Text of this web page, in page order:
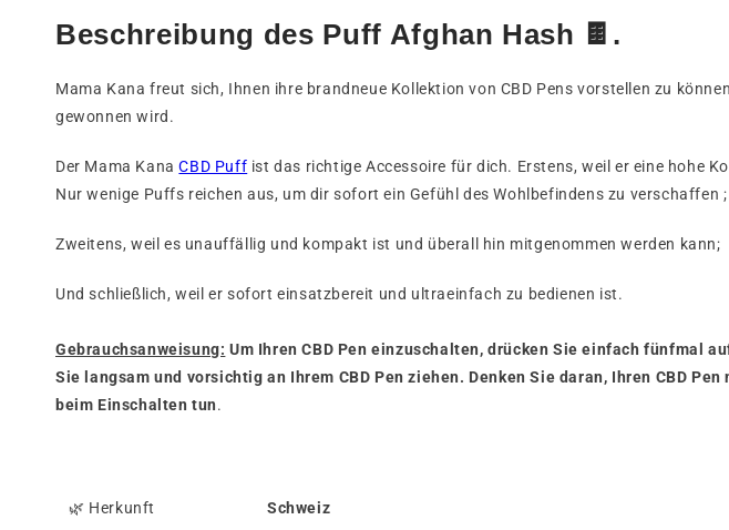
Beschreibung des Puff Afghan Hash 🍫.
Mama Kana freut sich, Ihnen ihre brandneue Kollektion von CBD Pens vorstellen zu
gewonnen wird.
Der Mama KanaCBD Puff ist das richtige Accessoire für dich. Erstens, weil er eine hohe
Nur wenige Puffs reichen aus, um dir sofort ein Gefühl des Wohlbefindens zu verschaffen ;
Zweitens, weil es unauffällig und kompakt ist und überall hin mitgenommen werden kann;
Und schließlich, weil er sofort einsatzbereit und ultraeinfach zu bedienen ist.
Gebrauchsanweisung: Um Ihren CBD Pen einzuschalten, drücken Sie einfach fünfmal
Sie langsam und vorsichtig an Ihrem CBD Pen ziehen. Denken Sie daran, Ihren CBD
beim Einschalten tun.
🌿 Herkunft
Schweiz